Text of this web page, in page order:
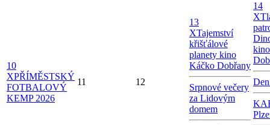
10
XPŘÍMĚSTSKÝ
FOTBALOVÝ
KEMP 2026
11 12
13
XTajemství
křišťálové
planety kino
Káčko Dobřany
Srpnové večery
za Lidovým
domem
14
X